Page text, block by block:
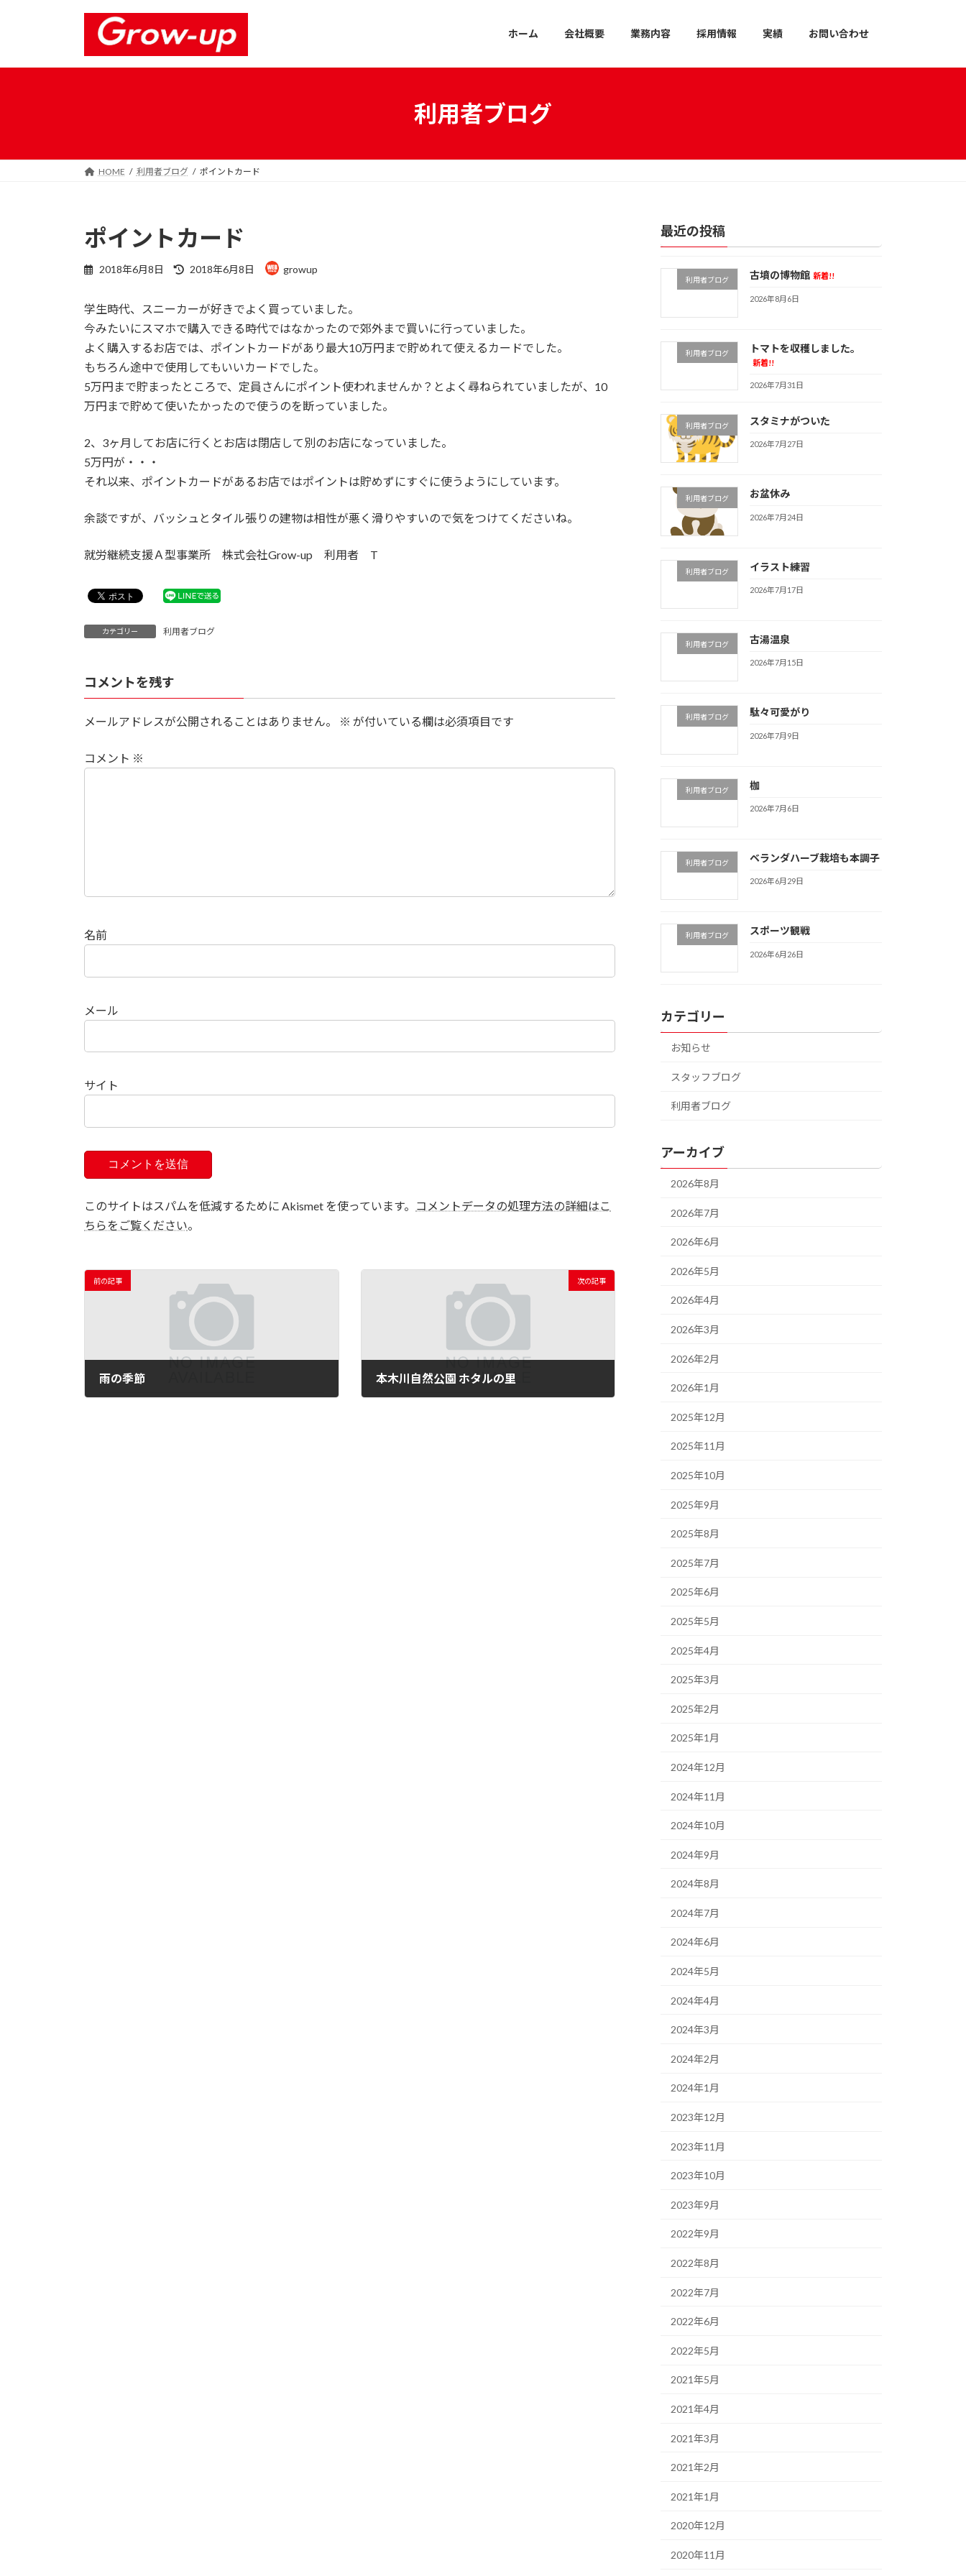
プ
動
ホーム 会社概要 業務内容 採用情報 実績 お問い合わせ
利用者ブログ
HOME 利用者ブログ ポイントカード
ポイントカード
2018年6月8日
最
新
日
:
2018年6月8日 growup
学生時代、スニーカーが好きでよく買っていました。
今みたいにスマホで購入できる時代ではなかったので郊外まで買いに行っていました。
よく購入するお店では、ポイントカードがあり最大10万円まで貯めれて使えるカードでした。
もちろん途中で使用してもいいカードでした。
5万円まで貯まったところで、定員さんにポイント使われませんか？とよく尋ねられていましたが、10
万円まで貯めて使いたかったので使うのを断っていました。
2、3ヶ月してお店に行くとお店は閉店して別のお店になっていました。
5万円が・・・
それ以来、ポイントカードがあるお店ではポイントは貯めずにすぐに使うようにしています。
余談ですが、バッシュとタイル張りの建物は相性が悪く滑りやすいので気をつけてくださいね。
就労継続支援Ａ型事業所 株式会社Grow-up 利用者 T
カテゴリー 利用者ブログ
コメントを残す
メールアドレスが公開されることはありません。 ※ が付いている欄は必須項目です
コメント ※
名前
メール
サイト
このサイトはスパムを低減するために Akismet を使っています。
コメントデータの処理方法の詳細はこ
ちらをご覧ください。
前の記事
雨の季節
次の記事
本木川自然公園 ホタルの里
最近の投稿
利用者ブログ 古墳の博物館 新着!!
2026年8月6日
利用者ブログ トマトを収穫しました。
新着!!
2026年7月31日
利用者ブログ スタミナがついた
2026年7月27日
利用者ブログ お盆休み
2026年7月24日
利用者ブログ イラスト練習
2026年7月17日
利用者ブログ 古湯温泉
2026年7月15日
利用者ブログ 駄々可愛がり
2026年7月9日
利用者ブログ 枷
2026年7月6日
利用者ブログ ベランダハーブ栽培も本調子
2026年6月29日
利用者ブログ スポーツ観戦
2026年6月26日
カテゴリー
お知らせ
スタッフブログ
利用者ブログ
アーカイブ
2026年8月
2026年7月
2026年6月
2026年5月
2026年4月
2026年3月
2026年2月
2026年1月
2025年12月
2025年11月
2025年10月
2025年9月
2025年8月
2025年7月
2025年6月
2025年5月
2025年4月
2025年3月
2025年2月
2025年1月
2024年12月
2024年11月
2024年10月
2024年9月
2024年8月
2024年7月
2024年6月
2024年5月
2024年4月
2024年3月
2024年2月
2024年1月
2023年12月
2023年11月
2023年10月
2023年9月
2022年9月
2022年8月
2022年7月
2022年6月
2022年5月
2021年5月
2021年4月
2021年3月
2021年2月
2021年1月
2020年12月
2020年11月